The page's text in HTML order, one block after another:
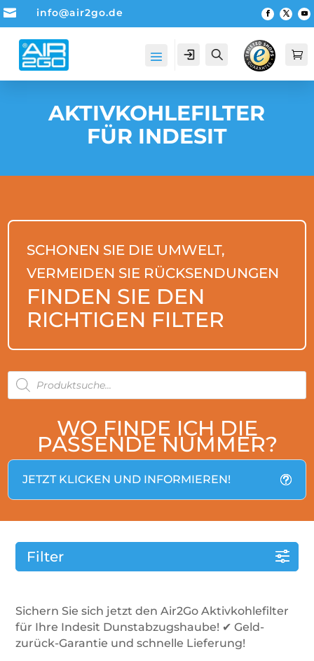
 info@air2go.de
Account Suche 
AKTIVKOHLEFILTER
FÜR INDESIT
SCHONEN SIE DIE UMWELT,
VERMEIDEN SIE RÜCKSENDUNGEN
FINDEN SIE DEN
RICHTIGEN FILTER
PRODUCTS
SEARCH
WO FINDE ICH DIE
PASSENDE NUMMER?
JETZT KLICKEN UND INFORMIEREN!
Filter
Sichern Sie sich jetzt den Air2Go Aktivkohlefilter
für Ihre Indesit Dunstabzugshaube! ✔ Geld-
zurück-Garantie und schnelle Lieferung!